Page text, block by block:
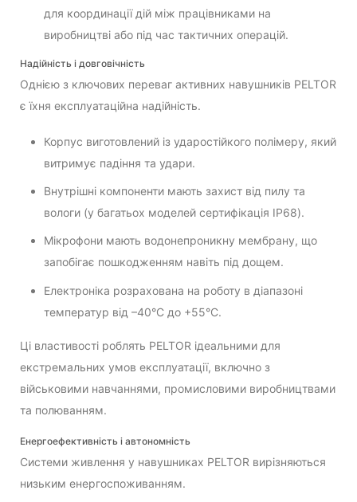
для координації дій між працівниками на
виробництві або під час тактичних операцій.
Надійність і довговічність
Однією з ключових переваг активних навушників PELTOR
є їхня експлуатаційна надійність.
Корпус виготовлений із ударостійкого полімеру, який
витримує падіння та удари.
Внутрішні компоненти мають захист від пилу та
вологи (у багатьох моделей сертифікація IP68).
Мікрофони мають водонепроникну мембрану, що
запобігає пошкодженням навіть під дощем.
Електроніка розрахована на роботу в діапазоні
температур від –40°C до +55°C.
Ці властивості роблять PELTOR ідеальними для
екстремальних умов експлуатації, включно з
військовими навчаннями, промисловими виробництвами
та полюванням.
Енергоефективність і автономність
Системи живлення у навушниках PELTOR вирізняються
низьким енергоспоживанням.